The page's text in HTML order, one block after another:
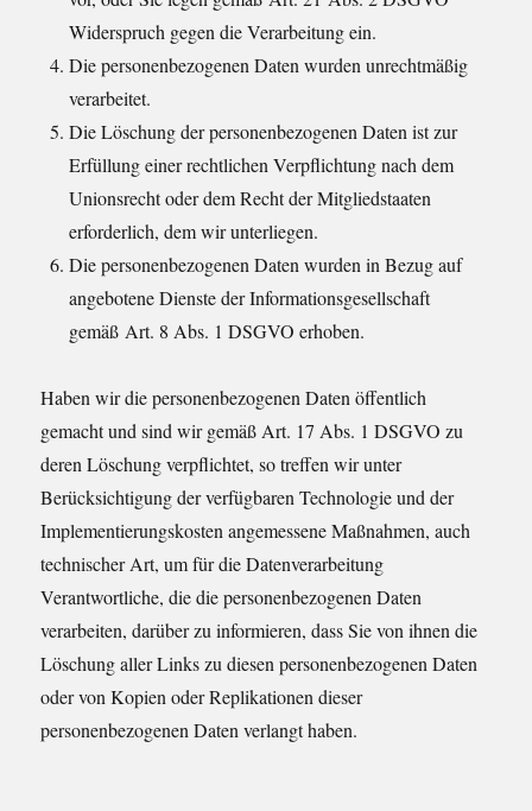
Widerspruch gegen die Verarbeitung ein.
Die personenbezogenen Daten wurden unrechtmäßig
verarbeitet.
Die Löschung der personenbezogenen Daten ist zur
Erfüllung einer rechtlichen Verpflichtung nach dem
Unionsrecht oder dem Recht der Mitgliedstaaten
erforderlich, dem wir unterliegen.
Die personenbezogenen Daten wurden in Bezug auf
angebotene Dienste der Informationsgesellschaft
gemäß Art. 8 Abs. 1 DSGVO erhoben.
Haben wir die personenbezogenen Daten öffentlich
gemacht und sind wir gemäß Art. 17 Abs. 1 DSGVO zu
deren Löschung verpflichtet, so treffen wir unter
Berücksichtigung der verfügbaren Technologie und der
Implementierungskosten angemessene Maßnahmen, auch
technischer Art, um für die Datenverarbeitung
Verantwortliche, die die personenbezogenen Daten
verarbeiten, darüber zu informieren, dass Sie von ihnen die
Löschung aller Links zu diesen personenbezogenen Daten
oder von Kopien oder Replikationen dieser
personenbezogenen Daten verlangt haben.